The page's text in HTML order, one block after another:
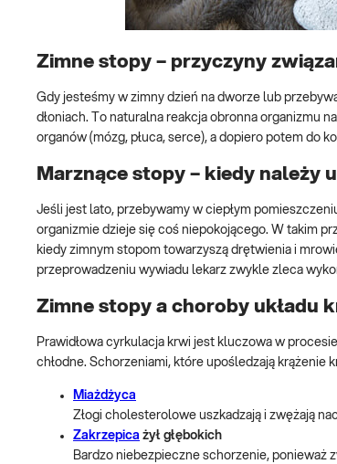
Zimne stopy – przyczyny
Gdy jesteśmy w zimny dzień na dworze lub
dłoniach. To naturalna reakcja obronna organizmu
organów (mózg, płuca, serce), a dopiero potem do
Marznące stopy – kiedy należy
Jeśli jest lato, przebywamy w ciepłym
organizmie dzieje się coś niepokojącego. W takim
kiedy zimnym stopom towarzyszą drętwienia i
przeprowadzeniu wywiadu lekarz zwykle zleca
Zimne stopy a choroby układu
Prawidłowa cyrkulacja krwi jest kluczowa w
chłodne. Schorzeniami, które upośledzają krążenie
Miażdżyca
Złogi cholesterolowe uszkadzają i zwężają
Zakrzepica żył głębokich
Bardzo niebezpieczne schorzenie, ponieważ